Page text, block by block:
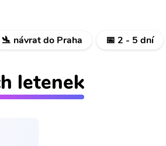
🛬 návrat do Praha 📅 2 - 5 dní
letenek